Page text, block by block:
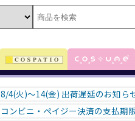
8/4(火)～14(金) 出荷遅延のお知ら
コンビニ・ペイジー決済の支払期